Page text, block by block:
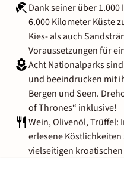
Dank seiner über
6.000 Kilometer Küste
Kies- als auch
Voraussetzungen für
Acht Nationalparks
und beeindrucken mit
Bergen und Seen.
of Thrones“ inklusive!
Wein, Olivenöl, Trüffel:
erlesene Köstlichkeiten
vielseitigen